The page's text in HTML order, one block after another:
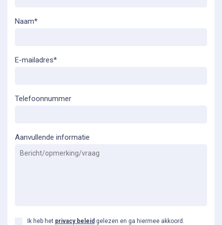
Naam*
E-mailadres*
Telefoonnummer
Aanvullende informatie
Ik heb het privacy beleid gelezen en ga hiermee akkoord.